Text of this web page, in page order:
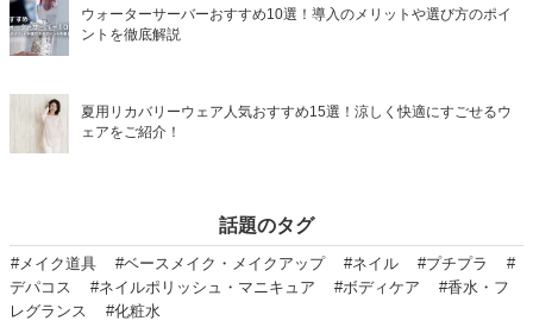
ウォーターサーバーおすすめ10選！導入のメリットや選び方のポイ
ントを徹底解説
夏用リカバリーウェア人気おすすめ15選！涼しく快適にすごせるウ
ェアをご紹介！
話題のタグ
#メイク道具 #ベースメイク・メイクアップ #ネイル #プチプラ
#
デパコス
#ネイルポリッシュ・マニキュア #ボディケア
#香水・フ
レグランス
#化粧水